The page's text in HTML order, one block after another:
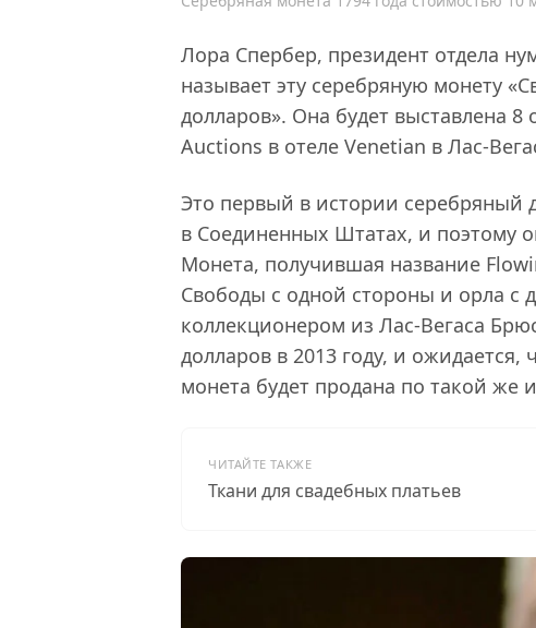
Лора Спербер, президент отдела
называет эту серебряную монету
долларов». Она будет выставлена 8
Auctions в отеле Venetian в Лас-
Это первый в истории серебряный
в Соединенных Штатах, и поэтому
Монета, получившая название
Свободы с одной стороны и орла с
коллекционером из Лас-Вегаса
долларов в 2013 году, и
монета будет продана по такой же
ЧИТАЙТЕ ТАКЖЕ
Ткани для свадебных платьев